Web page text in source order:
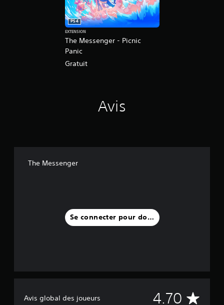
The Messenger - Picnic
Panic
PS4
EXTENSION
Gratuit
Avis
The Messenger
Se connecter pour donner un avis
Avis global des joueurs 4.70 M